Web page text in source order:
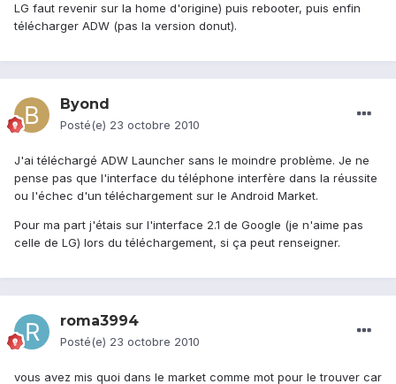
LG faut revenir sur la home d'origine) puis rebooter, puis enfin
télécharger ADW (pas la version donut).
Byond
Posté(e) 23 octobre 2010
J'ai téléchargé ADW Launcher sans le moindre problème. Je ne
pense pas que l'interface du téléphone interfère dans la réussite
ou l'échec d'un téléchargement sur le Android Market.
Pour ma part j'étais sur l'interface 2.1 de Google (je n'aime pas
celle de LG) lors du téléchargement, si ça peut renseigner.
roma3994
Posté(e) 23 octobre 2010
vous avez mis quoi dans le market comme mot pour le trouver car